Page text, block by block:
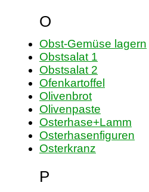
O
Obst-Gemüse lagern
Obstsalat 1
Obstsalat 2
Ofenkartoffel
Olivenbrot
Olivenpaste
Osterhase+Lamm
Osterhasenfiguren
Osterkranz
P